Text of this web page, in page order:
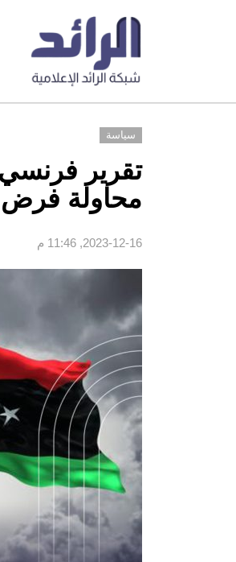
سياسة
تقرير
محاولة فرض النفوذ في 6
2023-12-16, 11:46 م